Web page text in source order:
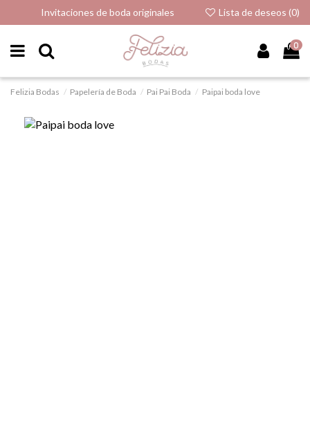
Invitaciones de boda originales Lista de deseos (0)
0
Felizia Bodas Papelería de Boda Pai Pai Boda Paipai boda love